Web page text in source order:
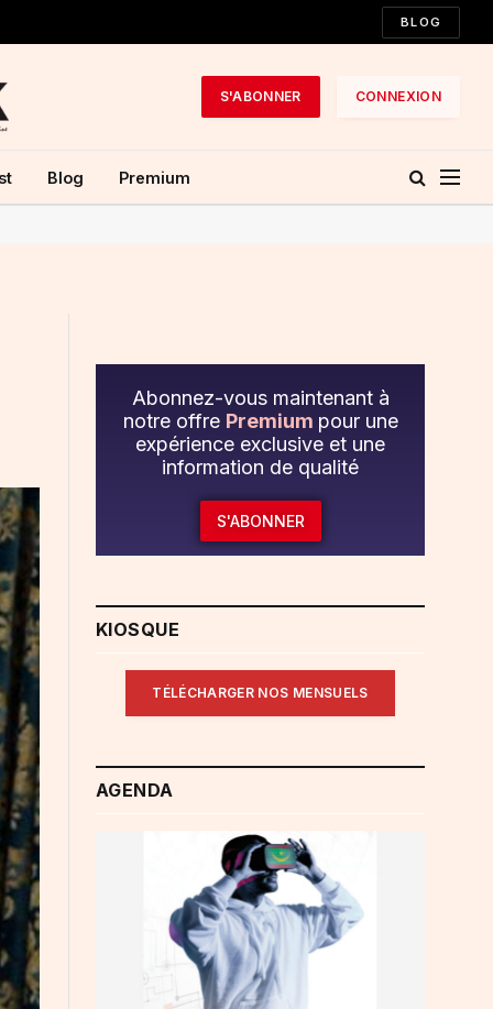
BLOG
S'ABONNER CONNEXION
Blog Premium
Abonnez-vous maintenant à
notre offre Premium pour une
expérience exclusive et une
information de qualité
S'ABONNER
KIOSQUE
TÉLÉCHARGER NOS MENSUELS
AGENDA